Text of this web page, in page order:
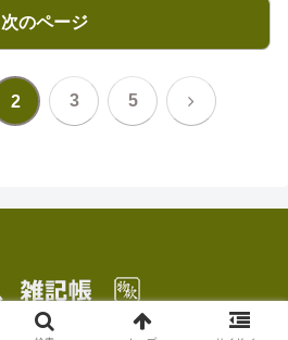
次のページ
2 3 5 次
物欲、雑記帳.